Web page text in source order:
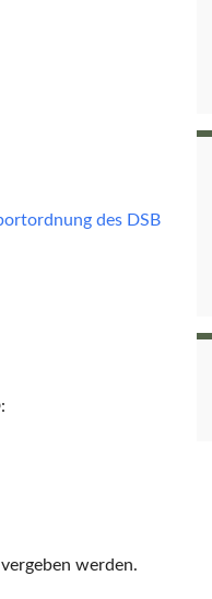
des DSB
:
werden.